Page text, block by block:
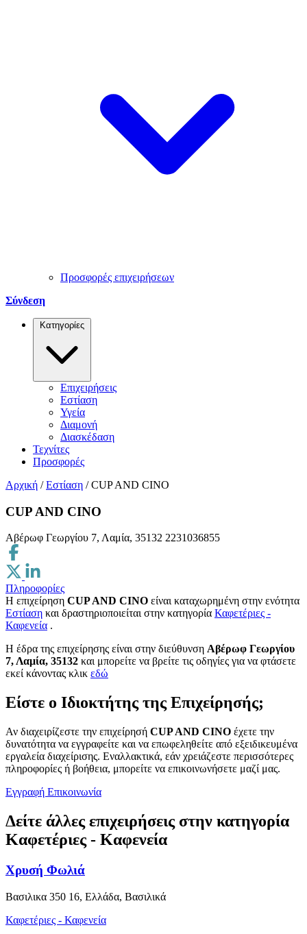
Προσφορές επιχειρήσεων
Σύνδεση
Κατηγορίες
Επιχειρήσεις
Εστίαση
Υγεία
Διαμονή
Διασκέδαση
Τεχνίτες
Προσφορές
Αρχική / Εστίαση / CUP AND CINO
CUP AND CINO
Αβέρωφ Γεωργίου 7, Λαμία, 35132 2231036855
Πληροφορίες
Η επιχείρηση CUP AND CINO είναι καταχωρημένη στην ενότητα
Εστίαση και δραστηριοποιείται στην κατηγορία Καφετέριες -
Καφενεία .
H έδρα της επιχείρησης είναι στην διεύθυνση Αβέρωφ Γεωργίου
7, Λαμία, 35132 και μπορείτε να βρείτε τις οδηγίες για να φτάσετε
εκεί κάνοντας κλικ εδώ
Είστε ο Ιδιοκτήτης της Επιχείρησής;
Αν διαχειρίζεστε την επιχείρησή CUP AND CINO έχετε την
δυνατότητα να εγγραφείτε και να επωφεληθείτε από εξειδικευμένα
εργαλεία διαχείρισης. Εναλλακτικά, εάν χρειάζεστε περισσότερες
πληροφορίες ή βοήθεια, μπορείτε να επικοινωνήσετε μαζί μας.
Εγγραφή Επικοινωνία
Δείτε άλλες επιχειρήσεις στην κατηγορία
Καφετέριες - Καφενεία
Χρυσή Φωλιά
Βασιλικα 350 16, Ελλάδα, Βασιλικά
Καφετέριες - Καφενεία